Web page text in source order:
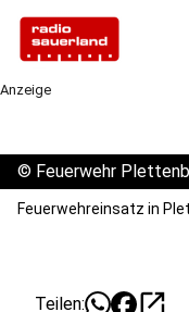
Anzeige
© Feuerwehr
Feuerwehreinsatz in
Teilen: open_in_new